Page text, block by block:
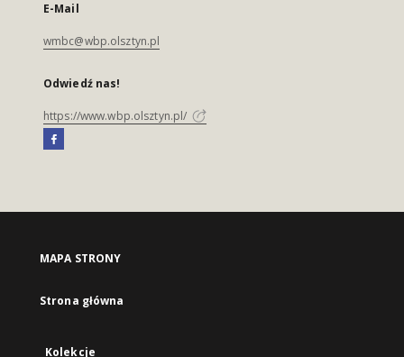
E-Mail
wmbc@wbp.olsztyn.pl
Odwiedź nas!
https://www.wbp.olsztyn.pl/
MAPA STRONY
Strona główna
Kolekcje